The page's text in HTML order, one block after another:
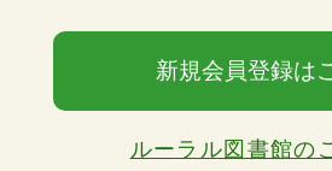
新規会員登録は
ルーラル図書館の